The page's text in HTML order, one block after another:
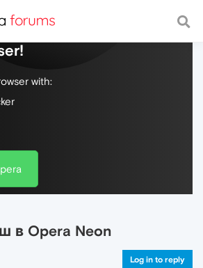
web, with a fast and
with:
в Opera Neon
Log in to reply